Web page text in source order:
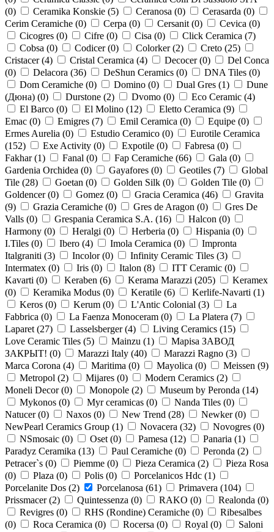
(0) Ceramika Konskie (5) Ceranosa (0) Cerasarda (0)
Cerim Ceramiche (0) Cerpa (0) Cersanit (0) Cevica (0)
Cicogres (0) Cifre (0) Cisa (0) Click Ceramica (7)
Cobsa (0) Codicer (0) Colorker (2) Creto (25)
Cristacer (4) Cristal Ceramica (4) Decocer (0)
Del Conca
(0) Delacora (36) DeShun Ceramics (0) DNA Tiles (0)
Dom Ceramiche (0) Domino (0) Dual Gres (1)
Dune
(Дюна) (0) Durstone (2) Dvomo (0) Eco Ceramic (4)
El Barco (0) El Molino (12) Eletto Ceramica (9)
Emac (0) Emigres (7) Emil Ceramica (0) Equipe (0)
Ermes Aurelia (0) Estudio Ceramico (0)
Eurotile Ceramica
(152) Exe Activity (0) Expotile (0) Fabresa (0)
Fakhar (1) Fanal (0) Fap Ceramiche (66) Gala (0)
Gardenia Orchidea (0) Gayafores (0) Geotiles (7)
Global
Tile (28) Goetan (0) Golden Silk (0) Golden Tile (0)
Goldencer (0) Gomez (0) Gracia Ceramica (46)
Gravita
(9) Grazia Ceramiche (0) Gres de Aragon (0)
Gres De
Valls (0) Grespania Ceramica S.A. (16) Halcon (0)
Harmony (0) Heralgi (0) Herberia (0) Hispania (0)
I.Tiles (0) Ibero (4) Imola Ceramica (0)
Impronta
Italgraniti (3) Incolor (0) Infinity Ceramic Tiles (3)
Intermatex (0) Iris (0) Italon (8) ITT Ceramic (0)
Kavarti (0) Keraben (6) Kerama Marazzi (205)
Keramex
(0) Keramika Modus (0) Keratile (6) Kerlife-Navarti (1)
Keros (0) Kerum (0) L'Antic Colonial (3)
La
Fabbrica (0) La Faenza Monoceram (0) La Platera (7)
Laparet (27) Lasselsberger (4) Living Ceramics (15)
Love Ceramic Tiles (5) Mainzu (1)
Mapisa ЗАВОД
ЗАКРЫТ! (0) Marazzi Italy (40) Marazzi Ragno (3)
Marca Corona (4) Maritima (0) Mayolica (0) Meissen (9)
Metropol (2) Mijares (0) Modern Ceramics (2)
Moneli Decor (0) Monopole (2) Museum by Peronda (14)
Mykonos (0) Myr ceramicas (0) Nanda Tiles (0)
Natucer (0) Naxos (0) New Trend (28) Newker (0)
NewPearl Ceramics Group (1) Novacera (32) Novogres (0)
NSmosaic (0) Oset (0) Pamesa (12) Panaria (1)
Paradyz Ceramika (13) Paul Ceramiche (0) Peronda (2)
Petracer`s (0) Piemme (0) Pieza Ceramica (2)
Pieza Rosa
(0) Plaza (0) Polis (0) Porcelanicos Hdc (1)
Porcelanite Dos (2) Porcelanosa (61) Primavera (104)
Prissmacer (2) Quintessenza (0) RAKO (0) Realonda (0)
Revigres (0) RHS (Rondine) Ceramiche (0)
Ribesalbes
(0) Roca Ceramica (0) Rocersa (0) Royal (0)
Saloni